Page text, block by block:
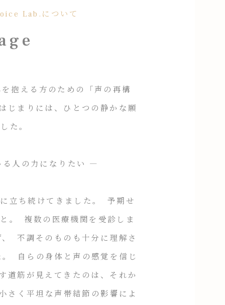
Lab.について
える方のための「声の再構
じまりには、ひとつの静かな願
た。
の力になりたい ―
ち続けてきました。 予期せ
。 複数の医療機関を受診しま
不調そのものも十分に理解さ
自らの身体と声の感覚を信じ
道筋が見えてきたのは、それか
く平坦な声帯結節の影響によ